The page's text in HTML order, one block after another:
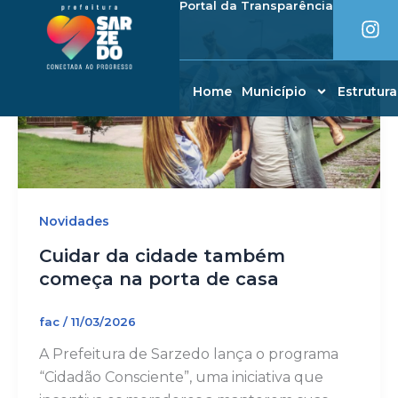
conteúdo Portal da Transparência
n
t
a
r
a
m
Home Município Estrutura
Novidades
Cuidar da cidade também
começa na porta de casa
fac /11/03/2026
A Prefeitura de Sarzedo lança o programa
“Cidadão Consciente”, uma iniciativa que